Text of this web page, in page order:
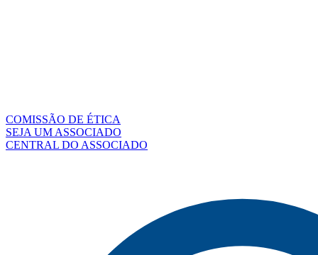
COMISSÃO DE ÉTICA
SEJA UM ASSOCIADO
CENTRAL DO ASSOCIADO